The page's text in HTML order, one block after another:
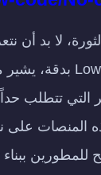
لا بد أن
التي تتطلب
المنصات
للمطورين